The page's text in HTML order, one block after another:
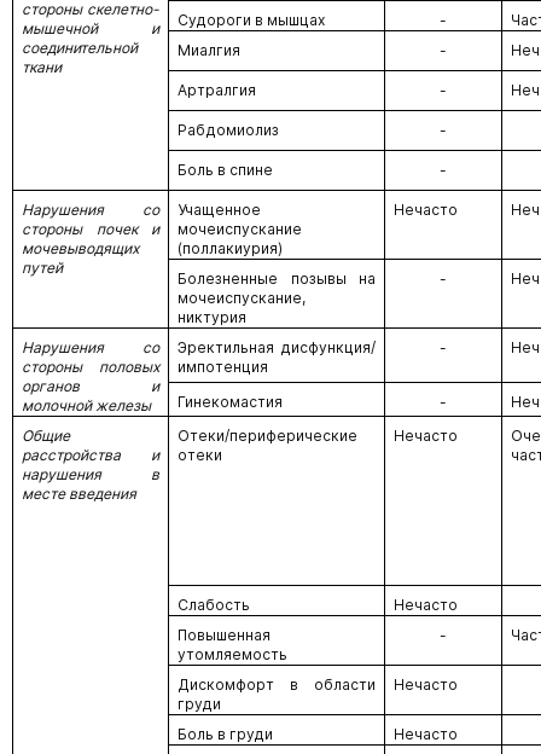
стороны скелетно-
мышечной и
соединительной
ткани
Судороги в мышцах -
Миалгия
-
Артралгия -
Рабдомиолиз -
Боль в спине -
Нарушениясо
стороны почек и
мочевыводящих
путей
Учащенное
мочеиспускание
(поллакиурия)
Нечасто
Болезненные позывы на
мочеиспускание,
никтурия
-
Нарушения со
стороны половых
органов и
молочной железы
Эректильная дисфункция/
импотенция
-
Гинекомастия -
Общие
расстройства и
нарушения в
месте введения
Отеки/периферические
отеки
Нечасто
Слабость
Нечасто
Повышенная
утомляемость
-
Дискомфорт в области
груди
Нечасто
Боль в груди
Нечасто